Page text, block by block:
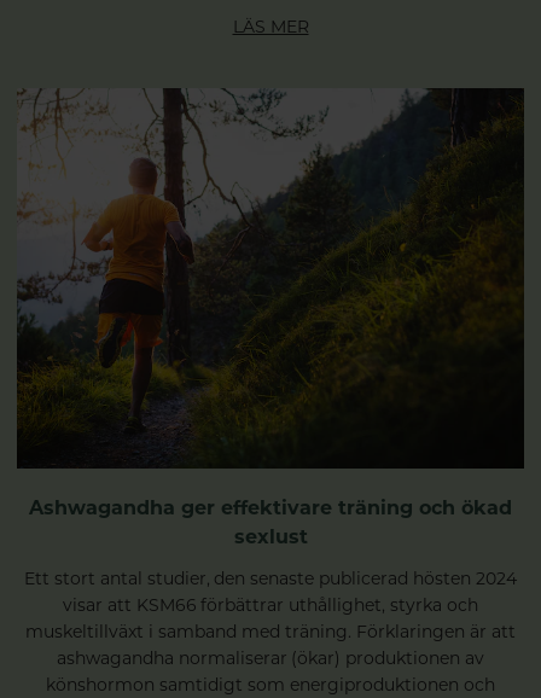
LÄS MER
Ashwagandha ger effektivare träning och ökad
sexlust
Ett stort antal studier, den senaste publicerad hösten 2024
visar att KSM66 förbättrar uthållighet, styrka och
muskeltillväxt i samband med träning. Förklaringen är att
ashwagandha normaliserar (ökar) produktionen av
könshormon samtidigt som energiproduktionen och